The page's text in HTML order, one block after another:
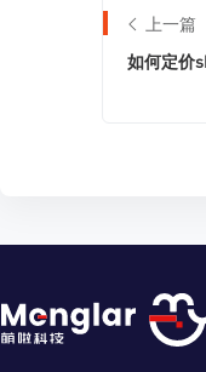
上一篇
如何定价